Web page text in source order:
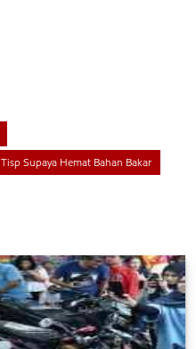
Tisp Supaya Hemat Bahan Bakar